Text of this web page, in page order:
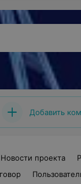
Добавить
Новости проекта